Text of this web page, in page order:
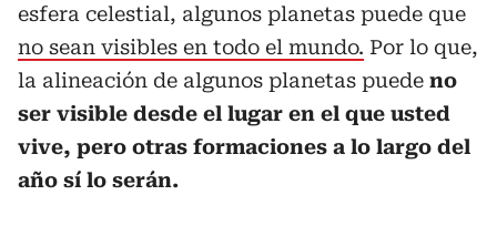
esfera celestial, algunos planetas puede que
no sean visibles en todo el mundo. Por lo que,
la alineación de algunos planetas puede no
ser visible desde el lugar en el que usted
vive, pero otras formaciones a lo largo del
año sí lo serán.